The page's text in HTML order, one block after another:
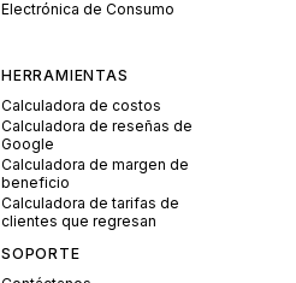
Electrónica de Consumo
HERRAMIENTAS
Calculadora de costos
Calculadora de reseñas de
Google
Calculadora de margen de
beneficio
Calculadora de tarifas de
clientes que regresan
SOPORTE